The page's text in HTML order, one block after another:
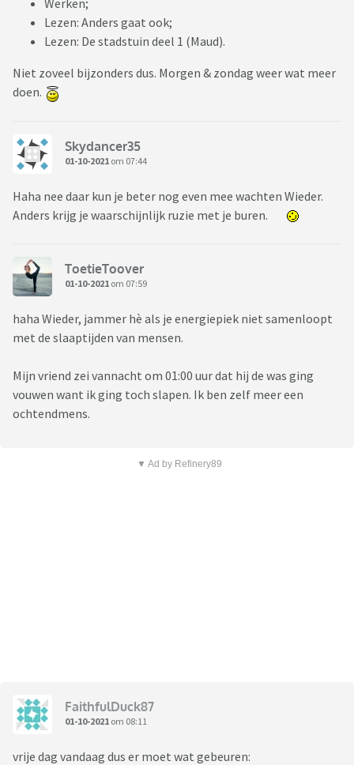
Werken;
Lezen: Anders gaat ook;
Lezen: De stadstuin deel 1 (Maud).
Niet zoveel bijzonders dus. Morgen & zondag weer wat meer
doen.
Skydancer35
01-10-2021 om 07:44
Haha nee daar kun je beter nog even mee wachten Wieder.
Anders krijg je waarschijnlijk ruzie met je buren.
ToetieToover
01-10-2021 om 07:59
haha Wieder, jammer hè als je energiepiek niet samenloopt
met de slaaptijden van mensen.
Mijn vriend zei vannacht om 01:00 uur dat hij de was ging
vouwen want ik ging toch slapen. Ik ben zelf meer een
ochtendmens.
▼ Ad by Refinery89
FaithfulDuck87
01-10-2021 om 08:11
vrije dag vandaag dus er moet wat gebeuren: